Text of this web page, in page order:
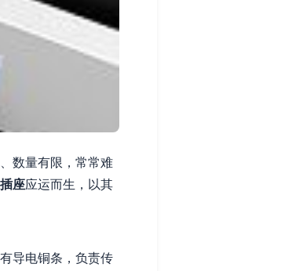
数量有限，常常难
座应运而生，以其
导电铜条，负责传